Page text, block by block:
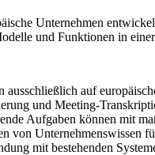
Unternehmen
und Funktionen in
ausschließlich auf
und Meeting-
Aufgaben können mit
von Unternehmenswissen
mit bestehenden